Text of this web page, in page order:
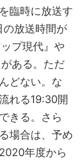
臨時に放送す
放送時間が
プ現代』や
ある。ただ
どない。な
れる19:30開
きる。さら
場合は、予め
年度から